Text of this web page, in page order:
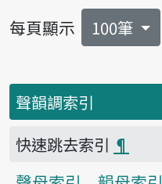
每頁顯示 100筆
聲韻調索引
快速跳去索引 ¶